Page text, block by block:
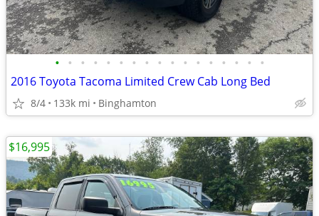
• • • • • • • • • • • • • • • • •
2016 Toyota Tacoma Limited Crew Cab Long Bed
8/4 133k mi Binghamton
$16,995